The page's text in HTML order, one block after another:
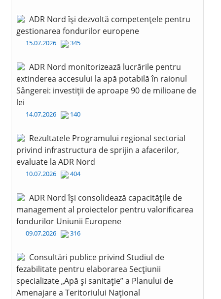
ADR Nord își dezvoltă competențele pentru
gestionarea fondurilor europene
15.07.2026 345
ADR Nord monitorizează lucrările pentru
extinderea accesului la apă potabilă în raionul
Sângerei: investiții de aproape 90 de milioane de
lei
14.07.2026 140
Rezultatele Programului regional sectorial
privind infrastructura de sprijin a afacerilor,
evaluate la ADR Nord
10.07.2026 404
ADR Nord își consolidează capacitățile de
management al proiectelor pentru valorificarea
fondurilor Uniunii Europene
09.07.2026 316
Consultări publice privind Studiul de
fezabilitate pentru elaborarea Secțiunii
specializate „Apă și sanitație” a Planului de
Amenajare a Teritoriului Național